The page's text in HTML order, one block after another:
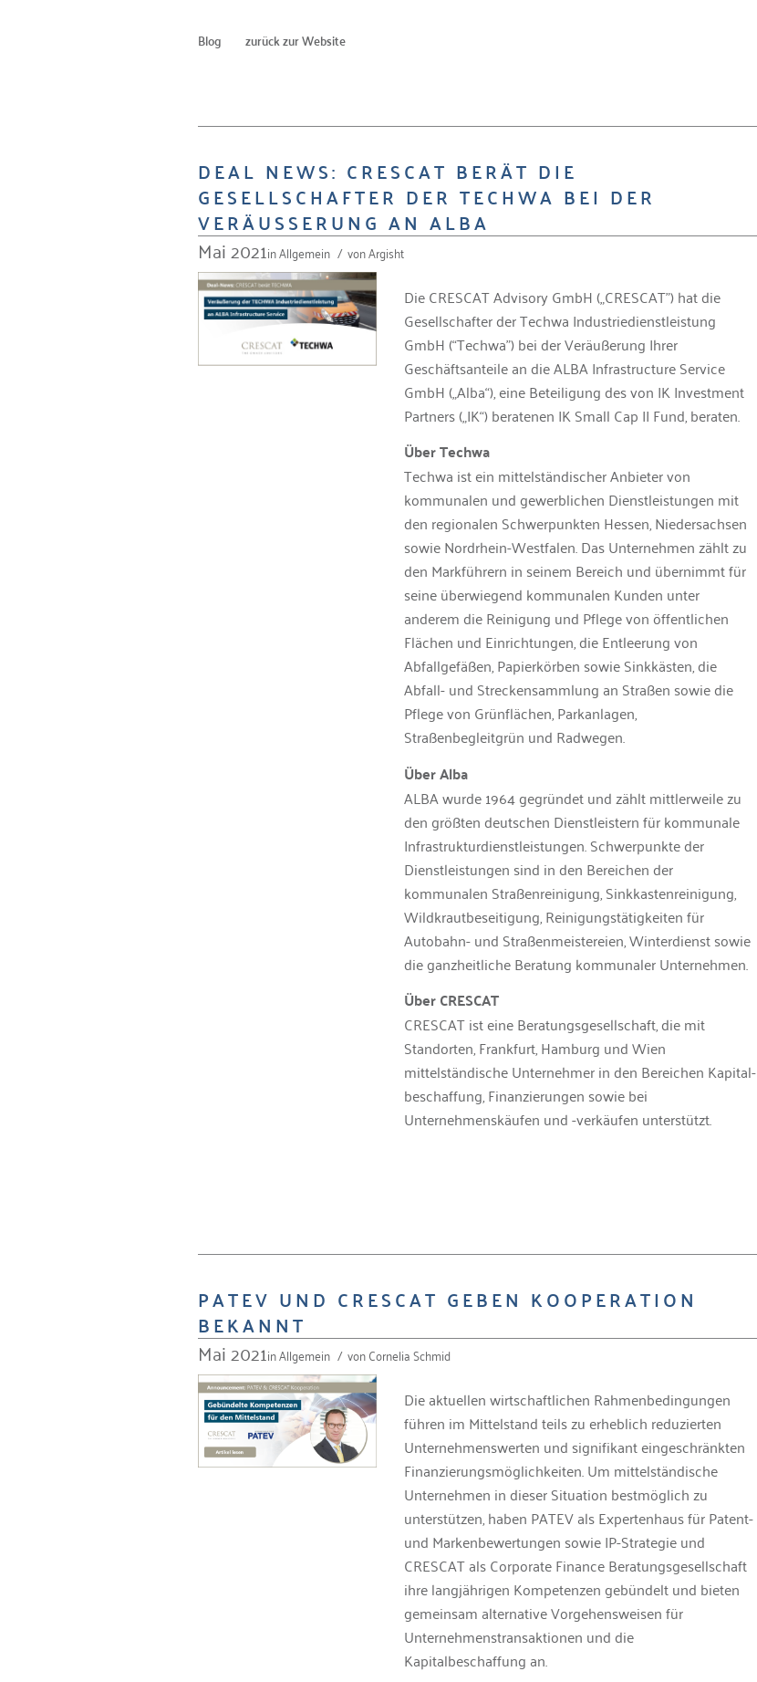
Blog zurück zur Website
DEAL NEWS: CRESCAT BERÄT DIE
GESELLSCHAFTER DER TECHWA BEI DER
VERÄUSSERUNG AN ALBA
Mai 2021inAllgemein / vonArgisht
Die CRESCAT Advisory GmbH („CRESCAT”) hat die
Gesellschafter der Techwa Industriedienstleistung
GmbH (“Techwa”) bei der Veräußerung Ihrer
Geschäftsanteile an die ALBA Infrastructure Service
GmbH („Alba“), eine Beteiligung des von IK Investment
Partners („IK“) beratenen IK Small Cap II Fund, beraten.
Über Techwa
Techwa ist ein mittelständischer Anbieter von
kommunalen und gewerblichen Dienstleistungen mit
den regionalen Schwerpunkten Hessen, Niedersachsen
sowie Nordrhein-Westfalen. Das Unternehmen zählt zu
den Markführern in seinem Bereich und übernimmt für
seine überwiegend kommunalen Kunden unter
anderem die Reinigung und Pflege von öffentlichen
Flächen und Einrichtungen, die Entleerung von
Abfallgefäßen, Papierkörben sowie Sinkkästen, die
Abfall- und Streckensammlung an Straßen sowie die
Pflege von Grünflächen, Parkanlagen,
Straßenbegleitgrün und Radwegen.
Über Alba
ALBA wurde 1964 gegründet und zählt mittlerweile zu
den größten deutschen Dienstleistern für kommunale
Infrastrukturdienstleistungen. Schwerpunkte der
Dienstleistungen sind in den Bereichen der
kommunalen Straßenreinigung, Sinkkastenreinigung,
Wildkrautbeseitigung, Reinigungstätigkeiten für
Autobahn- und Straßenmeistereien, Winterdienst sowie
die ganzheitliche Beratung kommunaler Unternehmen.
Über CRESCAT
CRESCAT ist eine Beratungsgesellschaft, die mit
Standorten, Frankfurt, Hamburg und Wien
mittelständische Unternehmer in den Bereichen Kapital­
beschaffung, Finanzierungen sowie bei
Unternehmenskäufen und -verkäufen unterstützt.
PATEV UND CRESCAT GEBEN KOOPERATION
BEKANNT
Mai 2021inAllgemein / vonCornelia Schmid
Die aktuellen wirtschaftlichen Rahmen­bedingungen
führen im Mittelstand teils zu erheblich reduzierten
Unternehmenswerten und signifikant eingeschränkten
Finanzierungsmöglichkeiten. Um mittelständische
Unternehmen in dieser Situation bestmöglich zu
unterstützen, haben PATEV als Expertenhaus für Patent-
und Markenbewertungen sowie IP-Strategie und
CRESCAT als Corporate Finance Beratungsgesellschaft
ihre langjährigen Kompetenzen gebündelt und bieten
gemeinsam alternative Vorgehens­weisen für
Unternehmenstransaktionen und die
Kapitalbeschaffung an.